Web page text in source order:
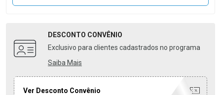
DESCONTO CONVÊNIO
Exclusivo para clientes cadastrados no programa
Saiba Mais
Ver Desconto Convênio